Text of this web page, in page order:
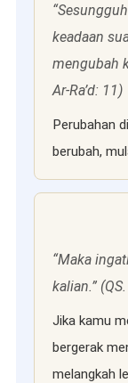
keadaan
mengubah
Ar-Ra’d: 11)
Perubahan
berubah,
“Maka
kalian.”
Jika kamu
bergerak
melangkah